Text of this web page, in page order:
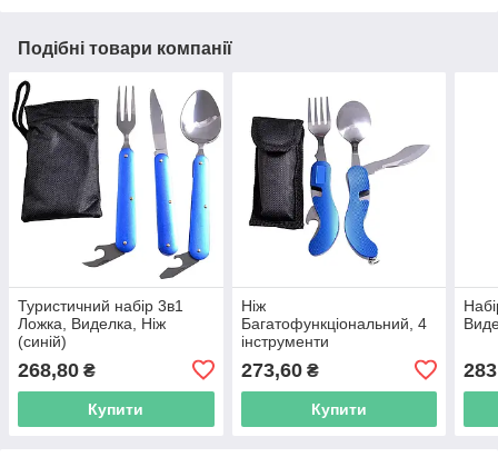
Подібні товари компанії
Туристичний набір 3в1
Ложка, Виделка, Ніж
(синій)
268,80 ₴
Купити
Ніж
Багатофункціональний, 4
інструменти
273,60₴
Купити